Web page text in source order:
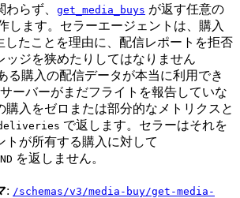
らず、 get_media_buys が返す任意の
します。セラーエージェントは、購入
したことを理由に、配信レポートを拒否
ッジを狭めたりしてはなりません
る購入の配信データが本当に利用でき
ーバーがまだフライトを報告していな
購入をゼロまたは部分的なメトリクスと
で返します。セラーはそれを
トが所有する購入に対して
を返しません。
: /schemas/v3/media-buy/get-media-